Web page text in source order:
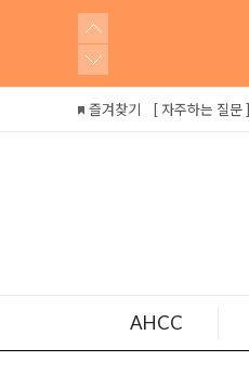
즐겨찾기 [ 자주하는 질문 ]
AHCC